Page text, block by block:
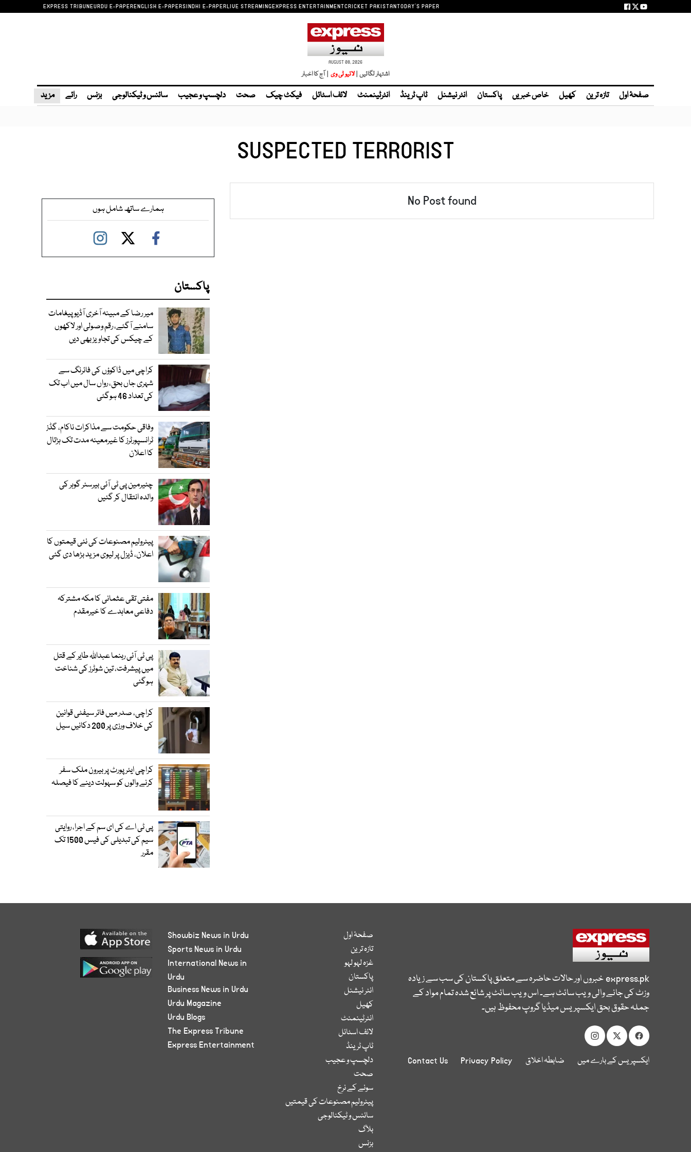
EXPRESS TRIBUNEURDU E-PAPERENGLISH E-PAPERSINDHI E-PAPERLIVE STREAMINGEXPRESS ENTERTAINMENTCRICKET PAKISTANTODAY'S PAPER
AUGUST 08, 2026
اشتہار لگائیں | | آج کا اخبار
صفحۂ اول تازہ ترین کھیل خاص خبریں پاکستان انٹر نیشنل ٹاپ ٹرینڈ انٹرٹینمنٹ لائف اسٹائل فیکٹ چیک صحت دلچسپ و عجیب سائنس و ٹیکنالوجی بزنس رائے مزید
SUSPECTED TERRORIST
No Post found ہمارے ساتھ شامل ہوں
پاکستان
میر رضا کے مبینہ آخری آڈیو پیغامات
سامنے آگئے، رقم وصولی اور لاکھوں
کے چیکس کی تجاویز بھی دیں
کراچی میں ڈاکوؤں کی فائرنگ سے
شہری جاں بحق، رواں سال میں اب تک
کی تعداد 46 ہوگئی
وفاقی حکومت سے مذاکرات ناکام، گڈز
ٹرانسپورٹرز کا غیرمعینہ مدت تک ہڑتال
کا اعلان
چئیرمین پی ٹی آئی بیرسٹر گوہر کی
والدہ انتقال کر گئیں
پیٹرولیم مصنوعات کی نئی قیمتوں کا
اعلان، ڈیزل پر لیوی مزید بڑھا دی گئی
مفتی تقی عثمانی کا مکہ مشترکہ
دفاعی معاہدے کا خیرمقدم
پی ٹی آئی رہنما عبداللہ طایر کے قتل
میں پیشرفت، تین شوٹرز کی شناخت
ہوگئی
کراچی، صدر میں فائر سیفٹی قوانین
کی خلاف ورزی پر 200 دکانیں سیل
کراچی ایئرپورٹ پر بیرون ملک سفر
کرنے والوں کو سہولت دینے کا فیصلہ
پی ٹی اے کی ای سم کے اجرا، روایتی
سیم کی تبدیلی کی فیس 1500 تک
مقرر
express.pkخبروں اور حالات حاضرہ سے متعلق پاکستان کی سب سے زیادہ
وزٹ کی جانے والی ویب سائٹ ہے۔ اس ویب سائٹ پر شائع شدہ تمام مواد کے
جملہ حقوق بحق ایکسپریس میڈیا گروپ محفوظ ہیں۔
ایکسپریس کے بارے میں ضابطہ اخلاق Privacy Policy
Contact Us
صفحۂ اول
تازہ ترین
غزہ لہو لہو
پاکستان
انٹر نیشنل
کھیل
انٹرٹینمنٹ
لائف اسٹائل
ٹاپ ٹرینڈ
دلچسپ و عجیب
صحت
سونے کے نرخ
پیٹرولیم مصنوعات کی قیمتیں
سائنس و ٹیکنالوجی
بلاگ
بزنس
Showbiz News in Urdu
Sports News in Urdu
International News in
Urdu
Business News in Urdu
Urdu Magazine
Urdu Blogs
The Express Tribune
Express Entertainment